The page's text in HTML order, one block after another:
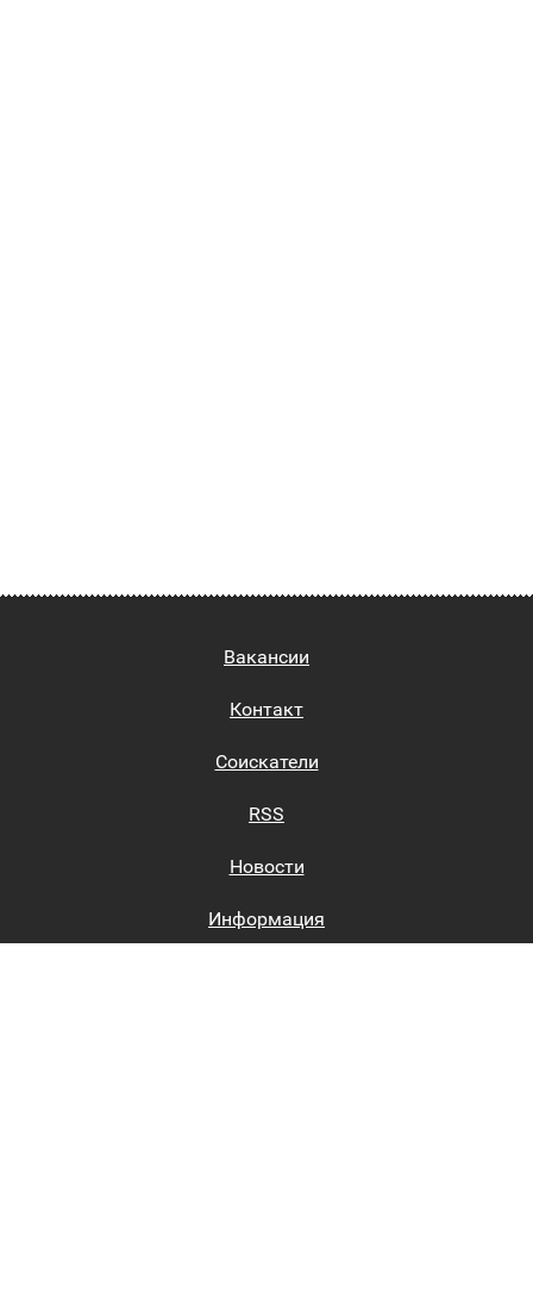
Вакансии
Контакт
Соискатели
RSS
Новости
Информация